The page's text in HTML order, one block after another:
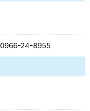
0966-24-8955